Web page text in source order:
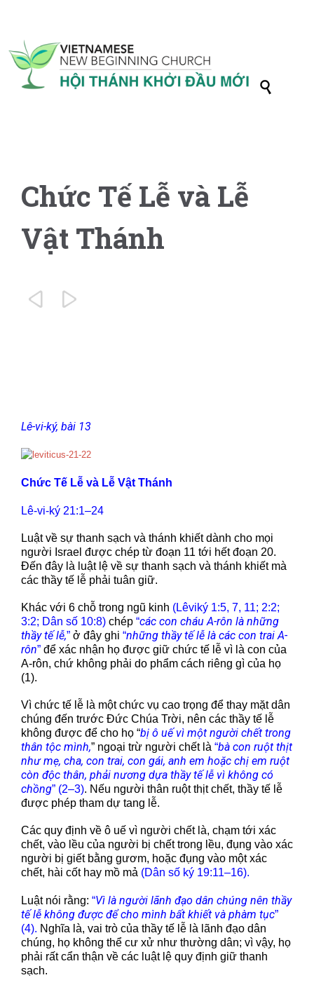

Chức Tế Lễ và Lễ
Vật Thánh
 
Lê-vi-ký, bài 13
Chức Tế Lễ và Lễ Vật Thánh
Lê-vi-ký 21:1–24
Luật về sự thanh sạch và thánh khiết dành cho mọi
người Israel được chép từ đoạn 11 tới hết đoạn 20.
Đến đây là luật lệ về sự thanh sạch và thánh khiết mà
các thầy tế lễ phải tuân giữ.
Khác với 6 chỗ trong ngũ kinh (Lêviký 1:5, 7, 11; 2:2;
3:2; Dân số 10:8) chép “các con cháu A-rôn là những
thầy tế lễ,” ở đây ghi “những thầy tế lễ là các con trai A-
rôn” để xác nhận họ được giữ chức tế lễ vì là con của
A-rôn, chứ không phải do phẩm cách riêng gì của họ
(1).
Vì chức tế lễ là một chức vụ cao trọng để thay mặt dân
chúng đến trước Đức Chúa Trời, nên các thầy tế lễ
không được để cho họ “bị ô uế vì một người chết trong
thân tộc mình,” ngoại trừ người chết là “bà con ruột thịt
như mẹ, cha, con trai, con gái, anh em hoặc chị em ruột
còn độc thân, phải nương dựa thầy tế lễ vì không có
chồng” (2–3). Nếu người thân ruột thịt chết, thầy tế lễ
được phép tham dự tang lễ.
Các quy định về ô uế vì người chết là, chạm tới xác
chết, vào lều của người bị chết trong lều, đụng vào xác
người bị giết bằng gươm, hoặc đụng vào một xác
chết, hài cốt hay mồ mả (Dân số ký 19:11–16).
Luật nói rằng: “Vì là người lãnh đạo dân chúng nên thầy
tế lễ không được để cho mình bất khiết và phàm tục”
(4). Nghĩa là, vai trò của thầy tế lễ là lãnh đạo dân
chúng, họ không thể cư xử như thường dân; vì vậy, họ
phải rất cẩn thận về các luật lệ quy định giữ thanh
sạch.